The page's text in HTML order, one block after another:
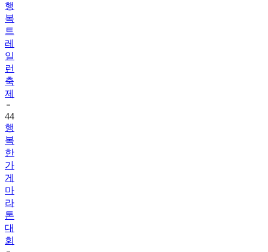
행
복
트
레
일
런
축
제
44
행
복
한
가
게
마
라
톤
대
회